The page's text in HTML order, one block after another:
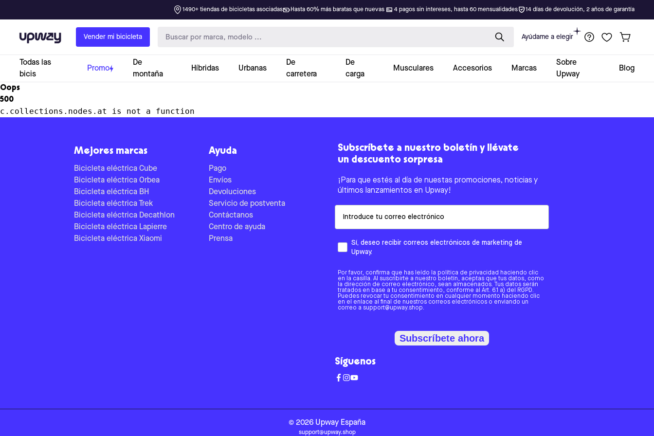
1490+ tiendas de bicicletas asociadas Hasta 60% más baratas que nuevas 4 pagos sin intereses, hasta 60 mensualidades 14 días de devolución, 2 años de garantía
Upway Vender mi bicicleta Ayúdame a elegir
Todas las
bicis
Promo
De
montaña
Híbridas Urbanas
De
carretera
De
carga
Musculares Accesorios Marcas
Sobre
Upway
Blog
Oops
500
c.collections.nodes.at is not a function
Mejores marcas
Bicicleta eléctrica Cube
Bicicleta eléctrica Orbea
Bicicleta eléctrica BH
Bicicleta eléctrica Trek
Bicicleta eléctrica Decathlon
Bicicleta eléctrica Lapierre
Bicicleta eléctrica Xiaomi
Ayuda
Pago
Envíos
Devoluciones
Servicio de postventa
Contáctanos
Centro de ayuda
Prensa
Subscríbete a nuestro boletín y llévate
un descuento sorpresa
¡Para que estés al día de nuestas promociones, noticias y
últimos lanzamientos en Upway!
Sí, deseo recibir correos electrónicos de marketing de
Upway.
Por favor, confirma que has leído la política de privacidad haciendo clic
en la casilla. Al suscribirte a nuestro boletín, aceptas que tus datos, como
la dirección de correo electrónico, sean almacenados. Tus datos serán
tratados en base a tu consentimiento, conforme al Art. 6.1 a) del RGPD.
Puedes revocar tu consentimiento en cualquier momento haciendo clic
en el enlace al final de nuestros correos electrónicos o enviando un
correo a support@upway.shop.
Subscríbete ahora
Síguenos
© 2026 Upway España
support@upway.shop